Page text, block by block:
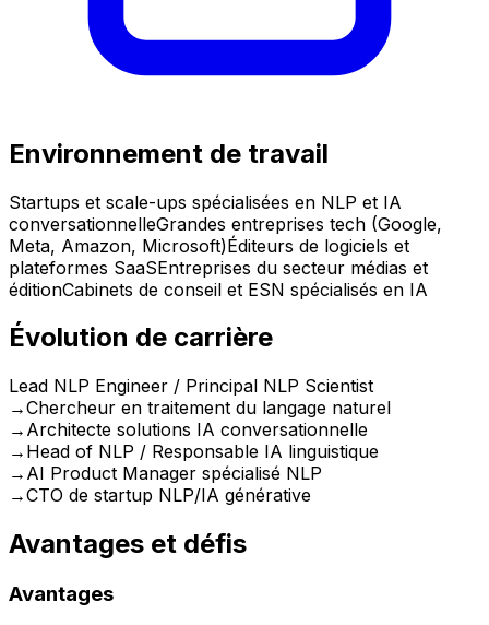
Environnement de travail
Startups et scale-ups spécialisées en NLP et IA
conversationnelleGrandes entreprises tech (Google,
Meta, Amazon, Microsoft)Éditeurs de logiciels et
plateformes SaaSEntreprises du secteur médias et
éditionCabinets de conseil et ESN spécialisés en IA
Évolution de carrière
Lead NLP Engineer / Principal NLP Scientist
→Chercheur en traitement du langage naturel
→ Architecte solutions IA conversationnelle
→ Head of NLP / Responsable IA linguistique
→ AI Product Manager spécialisé NLP
→CTO de startup NLP/IA générative
Avantages et défis
Avantages